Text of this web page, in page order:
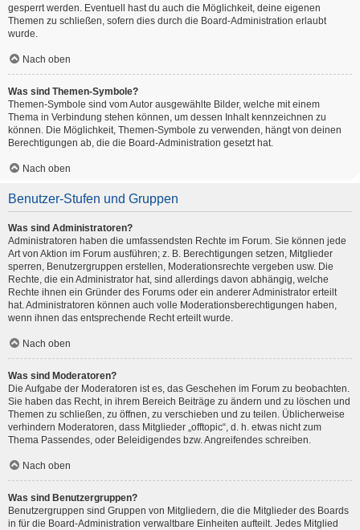
gesperrt werden. Eventuell hast du auch die Möglichkeit, deine eigenen
Themen zu schließen, sofern dies durch die Board-Administration erlaubt
wurde.
Nach oben
Was sind Themen-Symbole?
Themen-Symbole sind vom Autor ausgewählte Bilder, welche mit einem
Thema in Verbindung stehen können, um dessen Inhalt kennzeichnen zu
können. Die Möglichkeit, Themen-Symbole zu verwenden, hängt von deinen
Berechtigungen ab, die die Board-Administration gesetzt hat.
Nach oben
Benutzer-Stufen und Gruppen
Was sind Administratoren?
Administratoren haben die umfassendsten Rechte im Forum. Sie können jede
Art von Aktion im Forum ausführen; z. B. Berechtigungen setzen, Mitglieder
sperren, Benutzergruppen erstellen, Moderationsrechte vergeben usw. Die
Rechte, die ein Administrator hat, sind allerdings davon abhängig, welche
Rechte ihnen ein Gründer des Forums oder ein anderer Administrator erteilt
hat. Administratoren können auch volle Moderationsberechtigungen haben,
wenn ihnen das entsprechende Recht erteilt wurde.
Nach oben
Was sind Moderatoren?
Die Aufgabe der Moderatoren ist es, das Geschehen im Forum zu beobachten.
Sie haben das Recht, in ihrem Bereich Beiträge zu ändern und zu löschen und
Themen zu schließen, zu öffnen, zu verschieben und zu teilen. Üblicherweise
verhindern Moderatoren, dass Mitglieder „offtopic“, d. h. etwas nicht zum
Thema Passendes, oder Beleidigendes bzw. Angreifendes schreiben.
Nach oben
Was sind Benutzergruppen?
Benutzergruppen sind Gruppen von Mitgliedern, die die Mitglieder des Boards
in für die Board-Administration verwaltbare Einheiten aufteilt. Jedes Mitglied